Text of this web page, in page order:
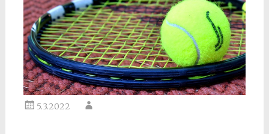
5.3.2022